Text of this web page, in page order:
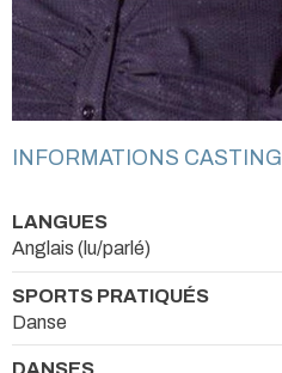
INFORMATIONS CASTING
LANGUES
Anglais (lu/parlé)
SPORTS PRATIQUÉS
Danse
DANSES